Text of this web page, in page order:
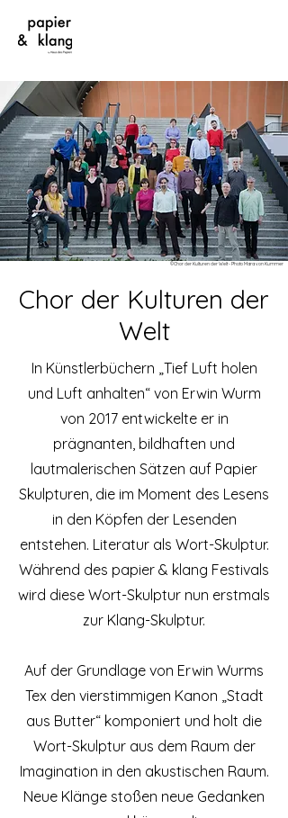
©Chor der Kulturen der Welt - Photo Mara von Kummer
Chor der Kulturen der
Welt
In Künstlerbüchern „Tief Luft holen
und Luft anhalten“ von Erwin Wurm
von 2017 entwickelte er in
prägnanten, bildhaften und
lautmalerischen Sätzen auf Papier
Skulpturen, die im Moment des Lesens
in den Köpfen der Lesenden
entstehen. Literatur als Wort-Skulptur.
Während des papier & klang Festivals
wird diese Wort-Skulptur nun erstmals
zur Klang-Skulptur.
Auf der Grundlage von Erwin Wurms
Tex den vierstimmigen Kanon „Stadt
aus Butter“ komponiert und holt die
Wort-Skulptur aus dem Raum der
Imagination in den akustischen Raum.
Neue Klänge stoßen neue Gedanken